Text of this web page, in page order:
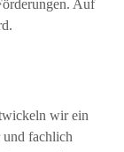
Auf
wir ein
und fachlich